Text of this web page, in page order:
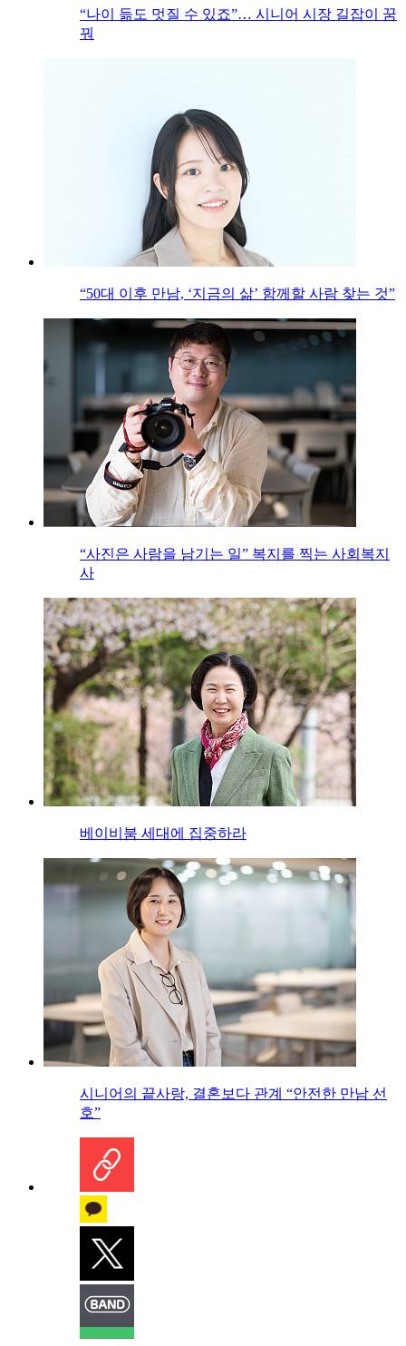
“나이 듦도 멋질 수 있죠”… 시니어 시장 길잡이 꿈
꿔
“50대 이후 만남, ‘지금의 삶’ 함께할 사람 찾는 것”
“사진은 사람을 남기는 일” 복지를 찍는 사회복지
사
베이비붐 세대에 집중하라
시니어의 끝사랑, 결혼보다 관계 “안전한 만남 선
호”